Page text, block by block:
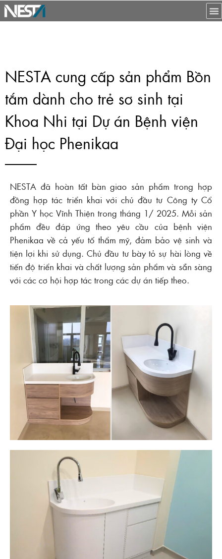
NESTA cung cấp sản phẩm Bồn
tắm dành cho trẻ sơ sinh tại
Khoa Nhi tại Dự án Bệnh viện
Đại học Phenikaa
NESTA đã hoàn tất bàn giao sản phẩm trong hợp
đồng hợp tác triển khai với chủ đầu tư Công ty Cổ
phần Y học Vĩnh Thiện trong tháng 1/ 2025. Mỗi sản
phẩm đều đáp ứng theo yêu cầu của bệnh viện
Phenikaa về cả yếu tố thẩm mỹ, đảm bảo vệ sinh và
tiện lợi khi sử dụng. Chủ đầu tư bày tỏ sự hài lòng về
tiến độ triển khai và chất lượng sản phẩm và sẵn sàng
với các cơ hội hợp tác trong các dự án tiếp theo.